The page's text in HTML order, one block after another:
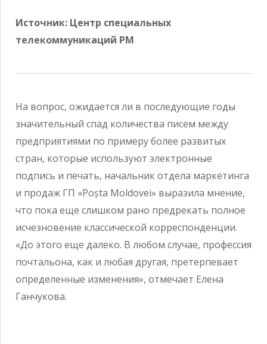
Источник: Центр специальных
телекоммуникаций РМ
На вопрос, ожидается ли в последующие годы
значительный спад количества писем между
предприятиями по примеру более развитых
стран, которые используют электронные
подпись и печать, начальник отдела маркетинга
и продаж ГП «Poșta Moldovei» выразила мнение,
что пока еще слишком рано предрекать полное
исчезновение классической корреспонденции.
«До этого еще далеко. В любом случае, профессия
почтальона, как и любая другая, претерпевает
определенные изменения», отмечает Елена
Ганчукова.